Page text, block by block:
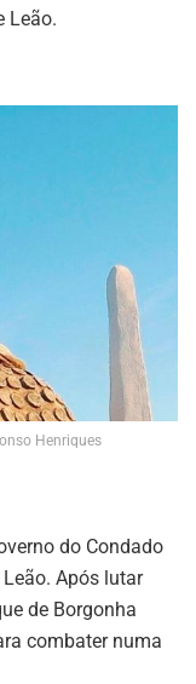
Leão.
Henriques
do Condado
Após lutar
de Borgonha
combater numa